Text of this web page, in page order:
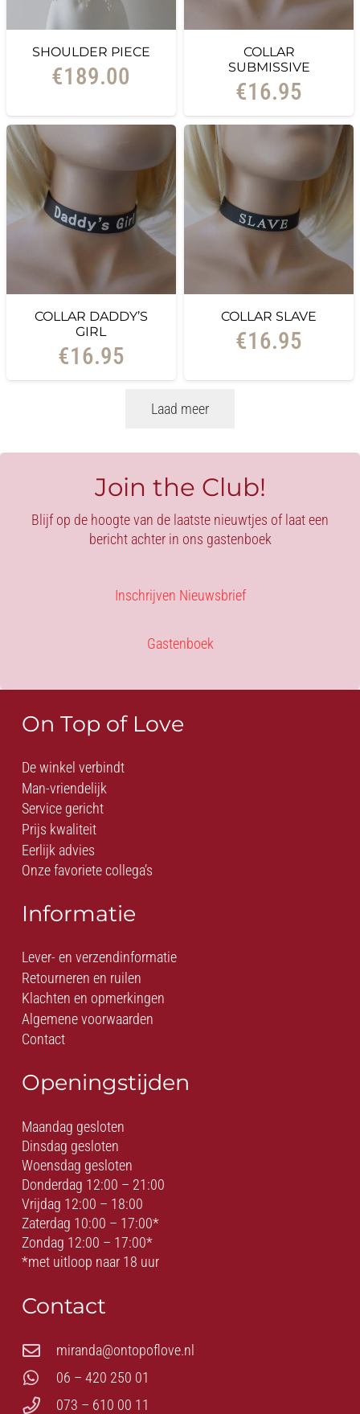
SHOULDER PIECE
€189.00
COLLAR
SUBMISSIVE
€16.95
COLLAR DADDY’S
GIRL
€16.95
COLLAR SLAVE
€16.95
Laad meer
Join the Club!
Blijf op de hoogte van de laatste nieuwtjes of laat een
bericht achter in ons gastenboek
Inschrijven Nieuwsbrief
Gastenboek
On Top of Love
De winkel verbindt
Man-vriendelijk
Service gericht
Prijs kwaliteit
Eerlijk advies
Onze favoriete collega’s
Informatie
Lever- en verzendinformatie
Retourneren en ruilen
Klachten en opmerkingen
Algemene voorwaarden
Contact
Openingstijden
Maandag gesloten
Dinsdag gesloten
Woensdag gesloten
Donderdag 12:00 – 21:00
Vrijdag 12:00 – 18:00
Zaterdag 10:00 – 17:00*
Zondag 12:00 – 17:00*
*met uitloop naar 18 uur
Contact
miranda@ontopoflove.nl
06 – 420 250 01
073 – 610 00 11